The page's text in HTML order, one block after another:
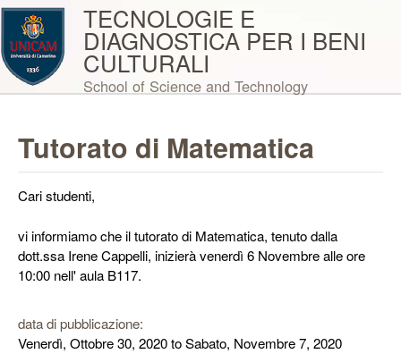
TECNOLOGIE E
DIAGNOSTICA PER I BENI
CULTURALI
School of Science and Technology
Tutorato di Matematica
Cari studenti,
vi informiamo che il tutorato di Matematica, tenuto dalla
dott.ssa Irene Cappelli, inizierà venerdì 6 Novembre alle ore
10:00 nell' aula B117.
data di pubblicazione:
Venerdì, Ottobre 30, 2020toSabato, Novembre 7, 2020